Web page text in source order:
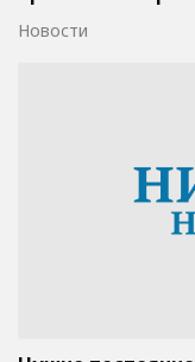
Новости